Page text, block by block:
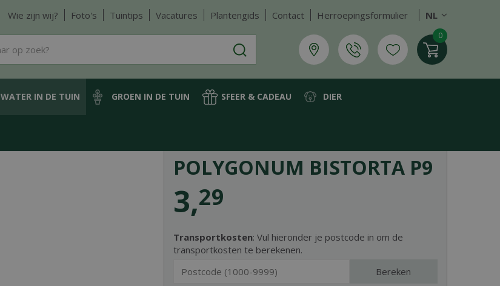
Wie zijn wij? Foto's Tuintips Vacatures Plantengids Contact Herroepingsformulier NL
WATER IN DE TUIN GROEN IN DE TUIN SFEER & CADEAU DIER
POLYGONUM BISTORTA P9
Transportkosten: Vul hieronder je postcode in om de
transportkosten te berekenen.
Bereken
3,29